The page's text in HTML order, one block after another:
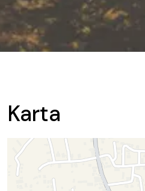
Karta